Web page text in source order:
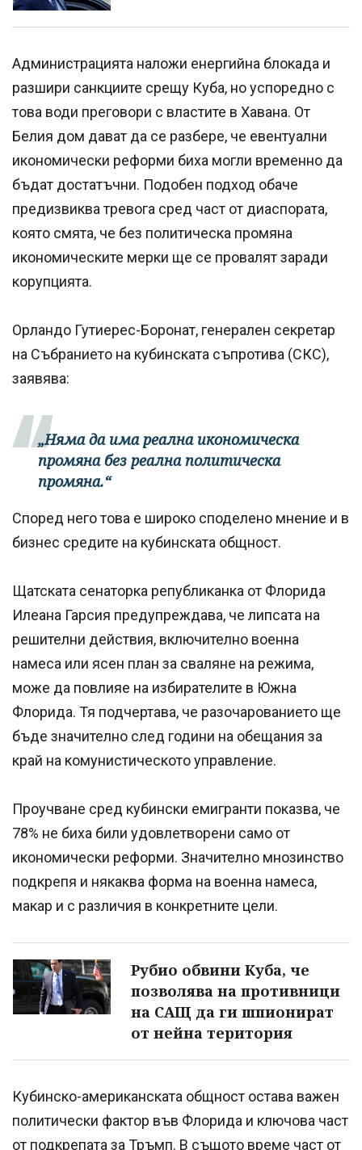
Администрацията наложи енергийна блокада и
разшири санкциите срещу Куба, но успоредно с
това води преговори с властите в Хавана. От
Белия дом дават да се разбере, че евентуални
икономически реформи биха могли временно да
бъдат достатъчни. Подобен подход обаче
предизвиква тревога сред част от диаспората,
която смята, че без политическа промяна
икономическите мерки ще се провалят заради
корупцията.
Орландо Гутиерес-Боронат, генерален секретар
на Събранието на кубинската съпротива (СКС),
заявява:
„Няма да има реална икономическа
промяна без реална политическа
промяна.“
Според него това е широко споделено мнение и в
бизнес средите на кубинската общност.
Щатската сенаторка републиканка от Флорида
Илеана Гарсия предупреждава, че липсата на
решителни действия, включително военна
намеса или ясен план за сваляне на режима,
може да повлияе на избирателите в Южна
Флорида. Тя подчертава, че разочарованието ще
бъде значително след години на обещания за
край на комунистическото управление.
Проучване сред кубински емигранти показва, че
78% не биха били удовлетворени само от
икономически реформи. Значително мнозинство
подкрепя и някаква форма на военна намеса,
макар и с различия в конкретните цели.
Рубио обвини Куба, че
позволява на противници
на САЩ да ги шпионират
от нейна територия
Кубинско-американската общност остава важен
политически фактор във Флорида и ключова част
от подкрепата за Тръмп. В същото време част от